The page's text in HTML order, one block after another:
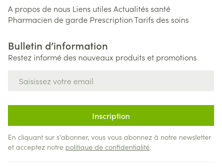
A propos de nous Liens utiles Actualités santé
Pharmacien de garde PrescriptionTarifs des soins
Bulletin d’information
Restez informé des nouveaux produits et promotions
Inscription
En cliquant sur s'abonner, vous vous abonnez à notre newsletter
et acceptez notre politique de confidentialité.